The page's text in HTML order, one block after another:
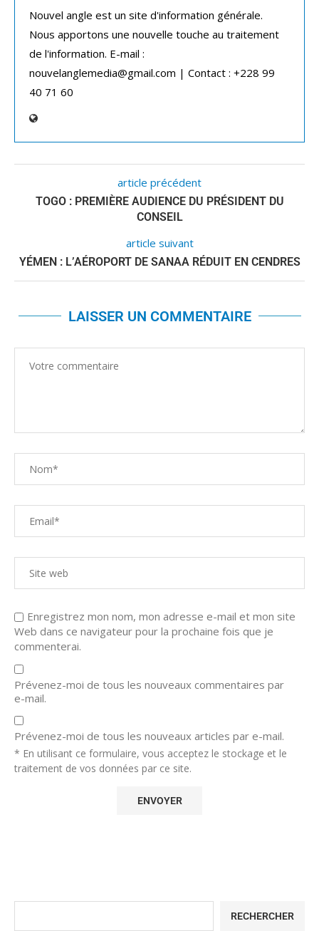
Nouvel angle est un site d'information générale.
Nous apportons une nouvelle touche au traitement
de l'information. E-mail :
nouvelanglemedia@gmail.com | Contact : +228 99
40 71 60
article précédent
TOGO : PREMIÈRE AUDIENCE DU PRÉSIDENT DU
CONSEIL
article suivant
YÉMEN : L’AÉROPORT DE SANAA RÉDUIT EN CENDRES
LAISSER UN COMMENTAIRE
Enregistrez mon nom, mon adresse e-mail et mon site
Web dans ce navigateur pour la prochaine fois que je
commenterai.
Prévenez-moi de tous les nouveaux commentaires par
e-mail.
Prévenez-moi de tous les nouveaux articles par e-mail.
* En utilisant ce formulaire, vous acceptez le stockage et le
traitement de vos données par ce site.
RECHERCHER